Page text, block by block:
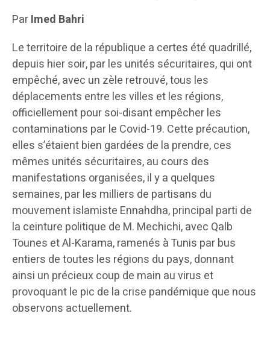
ParImed Bahri
Le territoire de la république a certes été quadrillé,
depuis hier soir, par les unités sécuritaires, qui ont
empêché, avec un zèle retrouvé, tous les
déplacements entre les villes et les régions,
officiellement pour soi-disant empêcher les
contaminations par le Covid-19. Cette précaution,
elles s’étaient bien gardées de la prendre, ces
mêmes unités sécuritaires, au cours des
manifestations organisées, il y a quelques
semaines, par les milliers de partisans du
mouvement islamiste Ennahdha, principal parti de
la ceinture politique de M. Mechichi, avec Qalb
Tounes et Al-Karama, ramenés à Tunis par bus
entiers de toutes les régions du pays, donnant
ainsi un précieux coup de main au virus et
provoquant le pic de la crise pandémique que nous
observons actuellement.